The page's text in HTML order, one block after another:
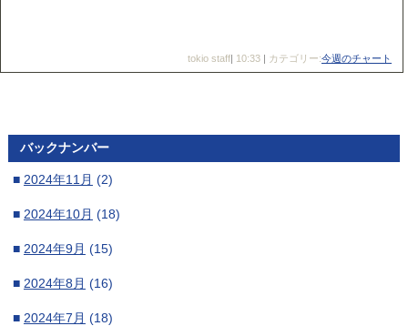
tokio staff| 10:33 | カテゴリー:今週のチャート
バックナンバー
■ 2024年11月 (2)
■ 2024年10月 (18)
■ 2024年9月 (15)
■ 2024年8月 (16)
■ 2024年7月 (18)